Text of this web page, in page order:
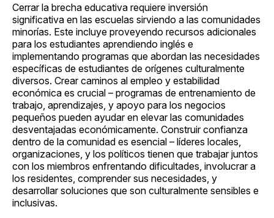
Cerrar la brecha educativa requiere inversión
significativa en las escuelas sirviendo a las comunidades
minorías. Este incluye proveyendo recursos adicionales
para los estudiantes aprendiendo inglés e
implementando programas que abordan las necesidades
específicas de estudiantes de orígenes culturalmente
diversos. Crear caminos al empleo y estabilidad
económica es crucial – programas de entrenamiento de
trabajo, aprendizajes, y apoyo para los negocios
pequeños pueden ayudar en elevar las comunidades
desventajadas económicamente. Construir confianza
dentro de la comunidad es esencial – líderes locales,
organizaciones, y los políticos tienen que trabajar juntos
con los miembros enfrentando dificultades, involucrar a
los residentes, comprender sus necesidades, y
desarrollar soluciones que son culturalmente sensibles e
inclusivas.